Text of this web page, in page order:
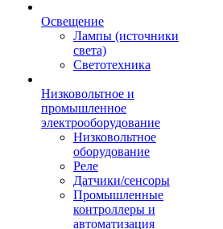
Освещение
Лампы (источники
света)
Светотехника
Низковольтное и
промышленное
электрооборудование
Низковольтное
оборудование
Реле
Датчики/сенсоры
Промышленные
контроллеры и
автоматизация